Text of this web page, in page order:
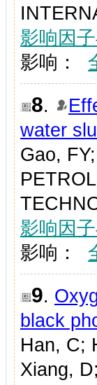
影响因
影响：
8.
water
Gao,
影响因
影响：
9.
black
Han, C;
Xiang,